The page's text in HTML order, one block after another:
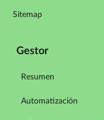
Sitemap
Gestor
Resumen
Automatización